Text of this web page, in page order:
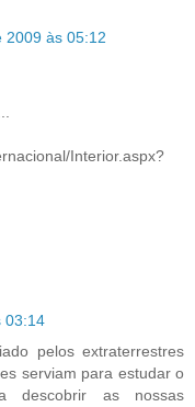
2009 às 05:12
Interior.aspx?
03:14
pelos extraterrestres
serviam para estudar o
descobrir as nossas